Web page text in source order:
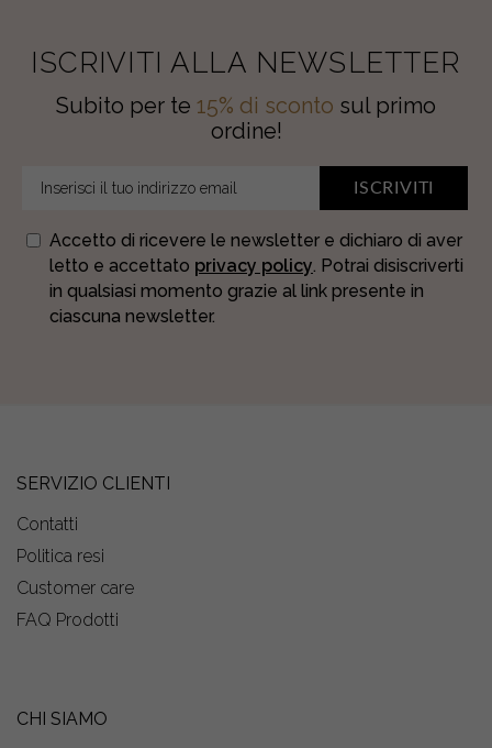
ISCRIVITI ALLA NEWSLETTER
Subito per te 15% di sconto sul primo
ordine!
ISCRIVITI
Accetto di ricevere le newsletter e dichiaro di aver
letto e accettato privacy policy. Potrai disiscriverti
in qualsiasi momento grazie al link presente in
ciascuna newsletter.
SERVIZIO CLIENTI
Contatti
Politica resi
Customer care
FAQ Prodotti
CHI SIAMO